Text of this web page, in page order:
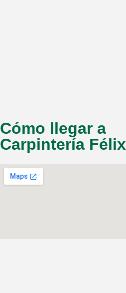
Cómo llegar a
Carpintería Félix